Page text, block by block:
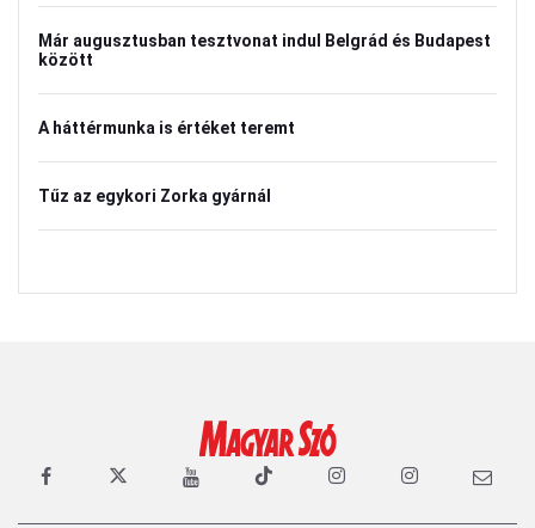
Már augusztusban tesztvonat indul Belgrád és Budapest
között
A háttérmunka is értéket teremt
Tűz az egykori Zorka gyárnál